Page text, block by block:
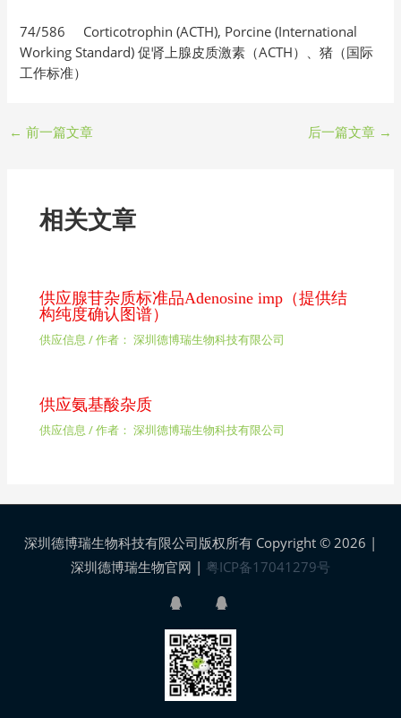
74/586 Corticotrophin (ACTH), Porcine (International
Working Standard) 促肾上腺皮质激素（ACTH）、猪（国际
工作标准）
← 前一篇文章 后一篇文章 →
相关文章
供应腺苷杂质标准品Adenosine imp（提供结
构纯度确认图谱）
供应信息 / 作者： 深圳德博瑞生物科技有限公司
供应氨基酸杂质
供应信息 / 作者： 深圳德博瑞生物科技有限公司
深圳德博瑞生物科技有限公司版权所有 Copyright © 2026 |
深圳德博瑞生物官网 | 粤ICP备17041279号